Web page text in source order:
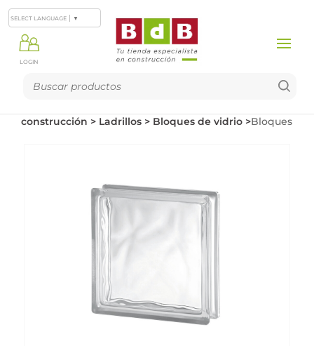
LOGIN
SELECT LANGUAGE ▼
construcción > Ladrillos > Bloques de vidrio >Bloques